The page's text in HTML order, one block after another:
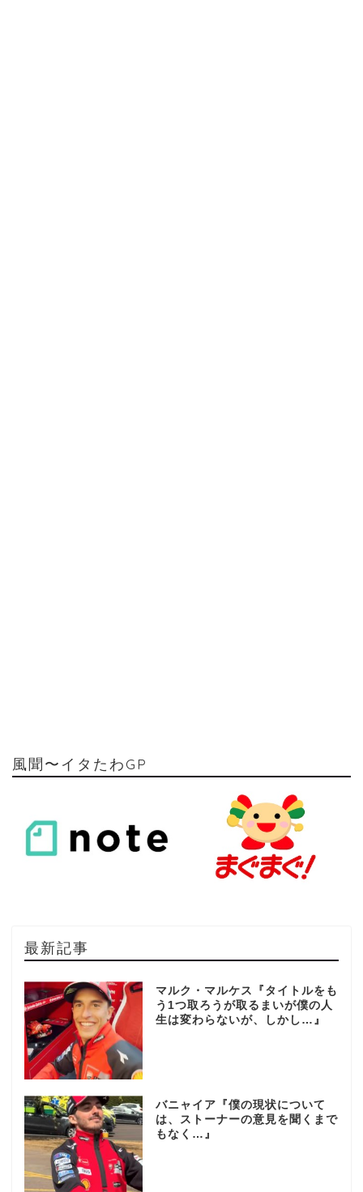
風聞〜イタたわGP
最新記事
マルク・マルケス『タイトルをも
う1つ取ろうが取るまいが僕の人
生は変わらないが、しかし…』
バニャイア『僕の現状について
は、ストーナーの意見を聞くまで
もなく…』